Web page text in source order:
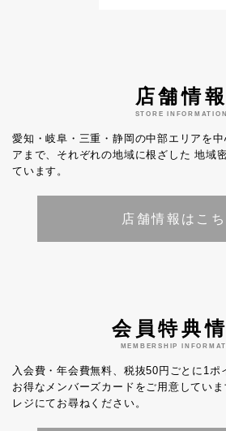
店舗情報
STORE INFORMATION
愛知・岐阜・三重・静岡の中部エリアを中
アまで、それぞれの地域に根ざした 地域
ています。
店舗情報はこち
会員特典
MEMBERSHIP
入会費・年会費無料、税抜50円ごとに1ポ
お得なメンバーズカードをご用意していま
レジにてお尋ねください。